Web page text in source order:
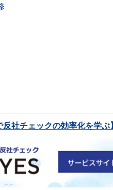
社チェックの効率化を学ぶ】